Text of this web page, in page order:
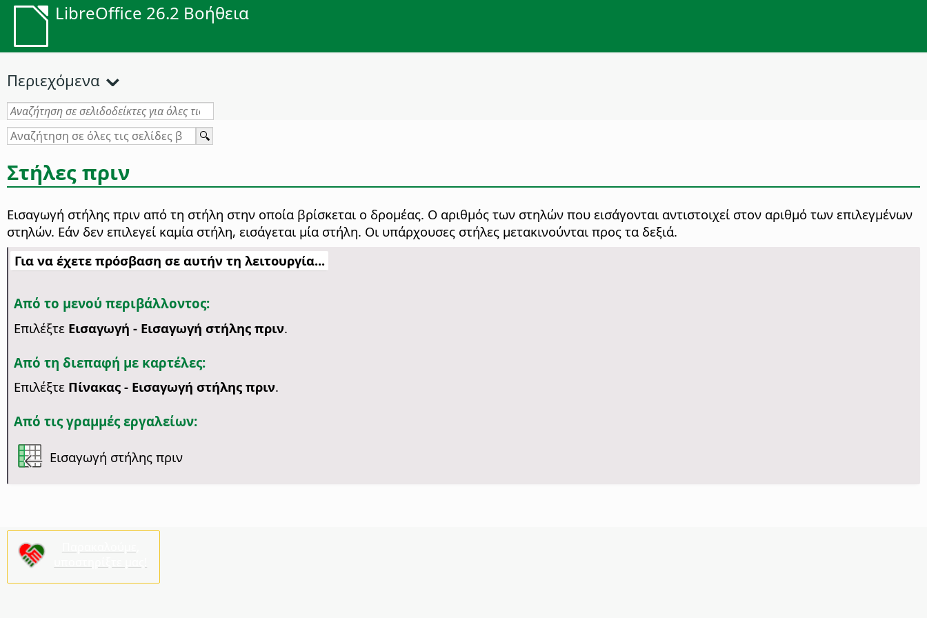
LibreOffice 26.2 Βοήθεια
Περιεχόμενα
Στήλες πριν
Εισαγωγή στήλης πριν από τη στήλη στην οποία βρίσκεται ο δρομέας. Ο αριθμός των στηλών που εισάγονται αντιστοιχεί στον αριθμό των επιλεγμένων
στηλών. Εάν δεν επιλεγεί καμία στήλη, εισάγεται μία στήλη. Οι υπάρχουσες στήλες μετακινούνται προς τα δεξιά.
Για να έχετε πρόσβαση σε αυτήν τη λειτουργία...
Από το μενού περιβάλλοντος:
Επιλέξτε Εισαγωγή - Εισαγωγή στήλης πριν.
Από τη διεπαφή με καρτέλες:
Επιλέξτε Πίνακας - Εισαγωγή στήλης πριν.
Από τις γραμμές εργαλείων:
Εισαγωγή στήλης πριν